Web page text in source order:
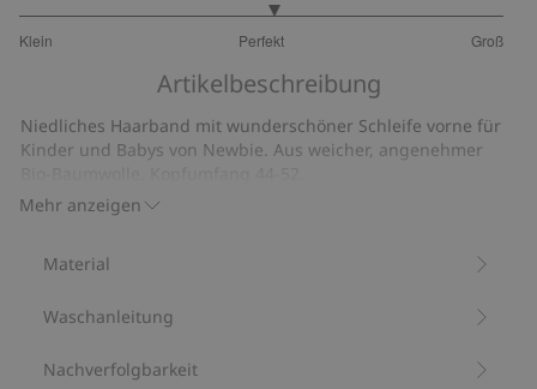
Klein Perfekt Groß
von
126
Bewertungen
Artikelbeschreibung
Mehr anzeigen
Niedliches Haarband mit wunderschöner Schleife vorne für
Kinder und Babys von Newbie. Aus weicher, angenehmer
Mit 95 % Bio-Baumwolle.
Artikelnummer
Material
Waschanleitung
Nachverfolgbarkeit